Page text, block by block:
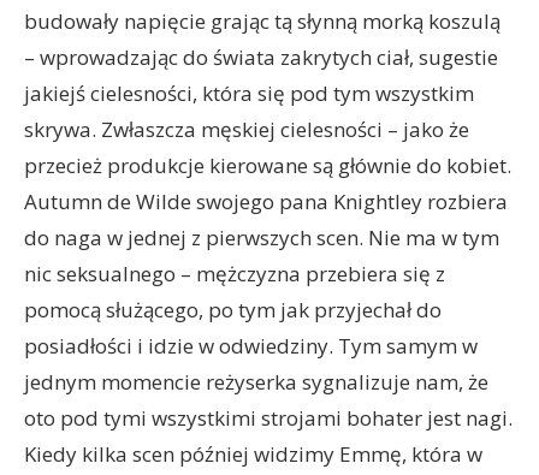
budowały napięcie grając tą słynną morką koszulą
– wprowadzając do świata zakrytych ciał, sugestie
jakiejś cielesności, która się pod tym wszystkim
skrywa. Zwłaszcza męskiej cielesności – jako że
przecież produkcje kierowane są głównie do kobiet.
Autumn de Wilde swojego pana Knightley rozbiera
do naga w jednej z pierwszych scen. Nie ma w tym
nic seksualnego – mężczyzna przebiera się z
pomocą służącego, po tym jak przyjechał do
posiadłości i idzie w odwiedziny. Tym samym w
jednym momencie reżyserka sygnalizuje nam, że
oto pod tymi wszystkimi strojami bohater jest nagi.
Kiedy kilka scen później widzimy Emmę, która w